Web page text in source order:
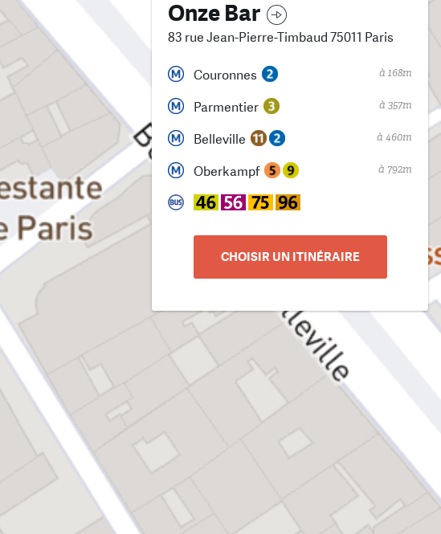
Onze Bar
83 rue Jean-Pierre-Timbaud 75011 Paris
Couronnes à 168m
Parmentier à 357m
Belleville à 460m
Oberkampf à 792m
CHOISIR UN ITINÉRAIRE